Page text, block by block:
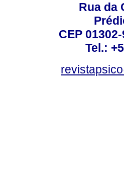
Rua da
CEP
Tel.: